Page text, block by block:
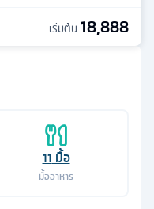
11 มื้อ
มื้ออาหาร
เริ่มต้น 18,888